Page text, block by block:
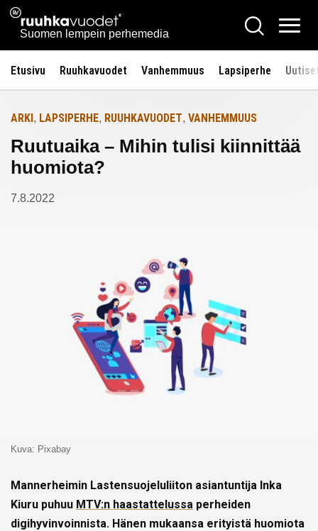
Siirry
sisältöön
Ruuhkavuodet.fi
Suomen lempein perhemedia
Hae
Etusivu Ruuhkavuodet Vanhemmuus Lapsiperhe
Etusivulle
ARKI , LAPSIPERHE, RUUHKAVUODET, VANHEMMUUS
Ruutuaika – Mihin tulisi kiinnittää
huomiota?
7.8.2022
Kuva: Pixabay
Mannerheimin Lastensuojeluliiton asiantuntija Inka
Kiuru puhuu MTV:n haastattelussa perheiden
digihyvinvoinnista. Hänen mukaansa erityistä huomiota